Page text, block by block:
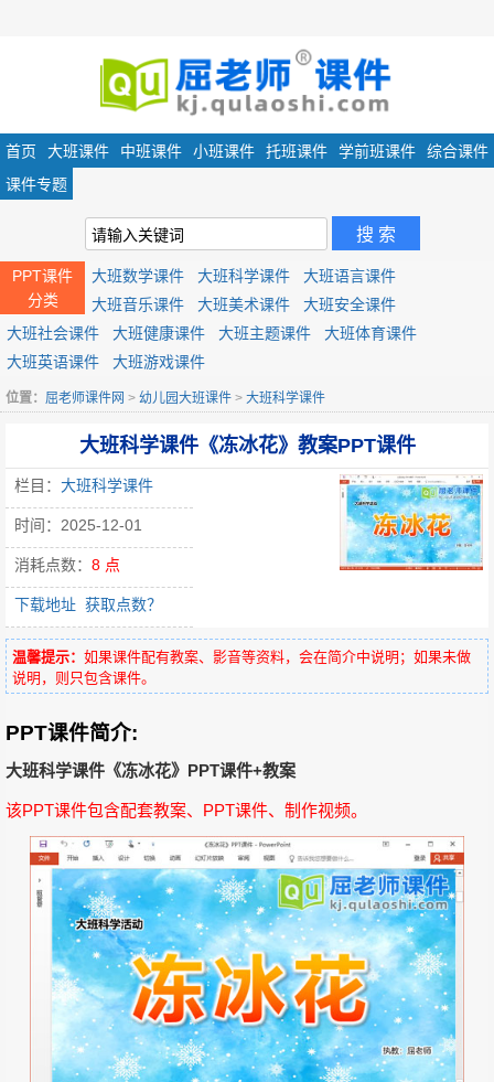
首页 大班课件 中班课件 小班课件 托班课件 学前班课件
综合课件
课件专题
PPT课件
分类
大班数学课件 大班科学课件
大班语言课件
大班音乐课件
大班美术课件
大班安全课件
大班社会课件
大班健康课件 大班主题课件
大班体育课件
大班英语课件
大班游戏课件
位置： 屈老师课件网 > 幼儿园大班课件 > 大班科学课件
大班科学课件《冻冰花》教案PPT课件
栏目： 大班科学课件
时间：2025-12-01
消耗点数： 8 点
下载地址 获取点数？
温馨提示： 如果课件配有教案、影音等资料，会在简介中说明；如果未做
说明，则只包含课件。
PPT课件简介:
大班科学课件《冻冰花》PPT课件+教案
该PPT课件包含配套教案、PPT课件、制作视频。